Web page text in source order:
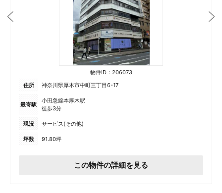
物件ID：206073
住所
神奈川県厚木市中町三丁目6-17
最寄駅
小田急線本厚木駅
徒歩3分
現況 サービス(その他)
坪数 91.80坪
この物件の詳細を見る